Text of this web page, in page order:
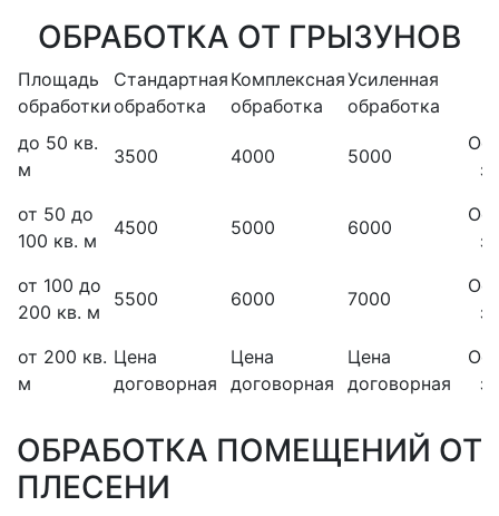
ОБРАБОТКА ОТ ГРЫЗУНОВ
Площадь
обработки
Стандартная
обработка
Комплексная
обработка
Усиленная
обработка
до 50 кв.
м
3500 4000 5000
от 50 до
100 кв. м
4500 5000 6000
от 100 до
200 кв. м
5500 6000 7000
от 200 кв.
м
Цена
договорная
Цена
договорная
Цена
договорная
ОБРАБОТКА ПОМЕЩЕНИЙ ОТ
ПЛЕСЕНИ